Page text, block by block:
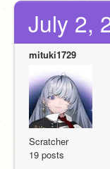
July 2,
mituki1729
Scratcher
19 posts